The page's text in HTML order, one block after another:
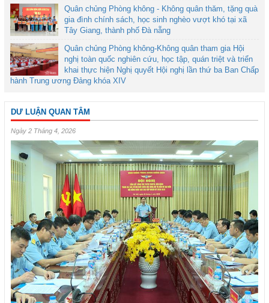
Quân chủng Phòng không - Không quân thăm, tặng quà
gia đình chính sách, học sinh nghèo vượt khó tại xã
Tây Giang, thành phố Đà nẵng
Quân chủng Phòng không-Không quân tham gia Hội
nghị toàn quốc nghiên cứu, học tập, quán triệt và triển
khai thực hiện Nghị quyết Hội nghị lần thứ ba Ban Chấp
hành Trung ương Đảng khóa XIV
DƯ LUẬN QUAN TÂM
Ngày 2 Tháng 4, 2026